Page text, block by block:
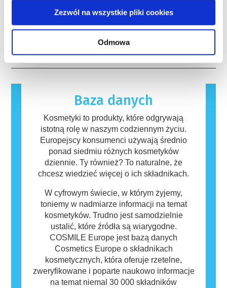
Zezwól na wszystkie pliki cookies
Odmowa
powodujące zaburzenia układu hormonalnego.
Rygorystyczne oceny bezpieczeństwa
produktów przeprowadzane przez
których przeprowadzenia firmy są prawnie
funkcjonowania układu hormonalnego.
testowania na zwierzętach w celu oceny
kosmetycznych.
syntetycznych, może potencjalnie wywoływać
reakcję alergiczną. Występuje ona, kiedy
układ odpornościowy danej osoby zareaguje
nieszkodliwe. Substancja, która powoduje
mogą zawierać składniki, które dla niektórych
osób mogą okazać się alergizujące. Nie
oznacza to jednak, że produkt nie jest
bezpieczny dla innych.
Baza danych
Kosmetyki to produkty, które odgrywają
istotną rolę w naszym codziennym życiu.
Europejscy konsumenci używają średnio
ponad siedmiu różnych kosmetyków
dziennie. Ty również? To naturalne, że
chcesz wiedzieć więcej o ich składnikach.
W cyfrowym świecie, w którym żyjemy,
toniemy w nadmiarze informacji na temat
kosmetyków. Trudno jest samodzielnie
ustalić, które źródła są wiarygodne.
COSMILE Europe jest bazą danych
Cosmetics Europe o składnikach
kosmetycznych, która oferuje rzetelne,
zweryfikowane i poparte naukowo informacje
na temat niemal 30 000 składników